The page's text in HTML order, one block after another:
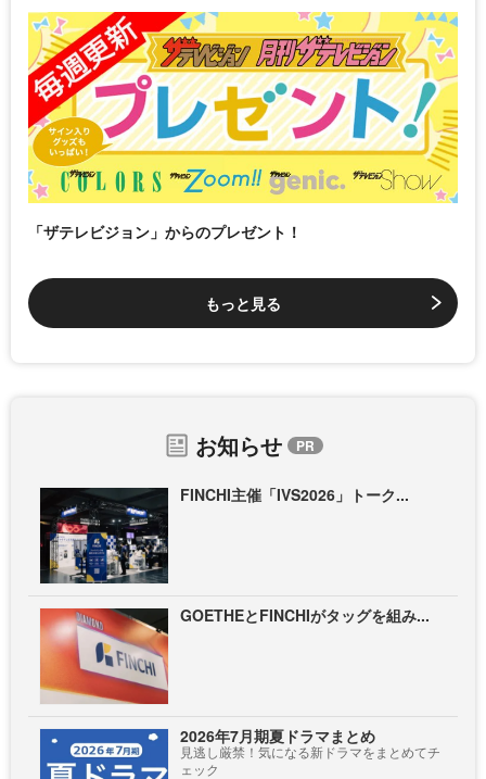
「ザテレビジョン」からのプレゼント！
もっと見る
お知らせ
FINCHI主催「IVS2026」トーク...
GOETHEとFINCHIがタッグを組み...
2026年7月期夏ドラマまとめ
見逃し厳禁！気になる新ドラマをまとめてチ
ェック